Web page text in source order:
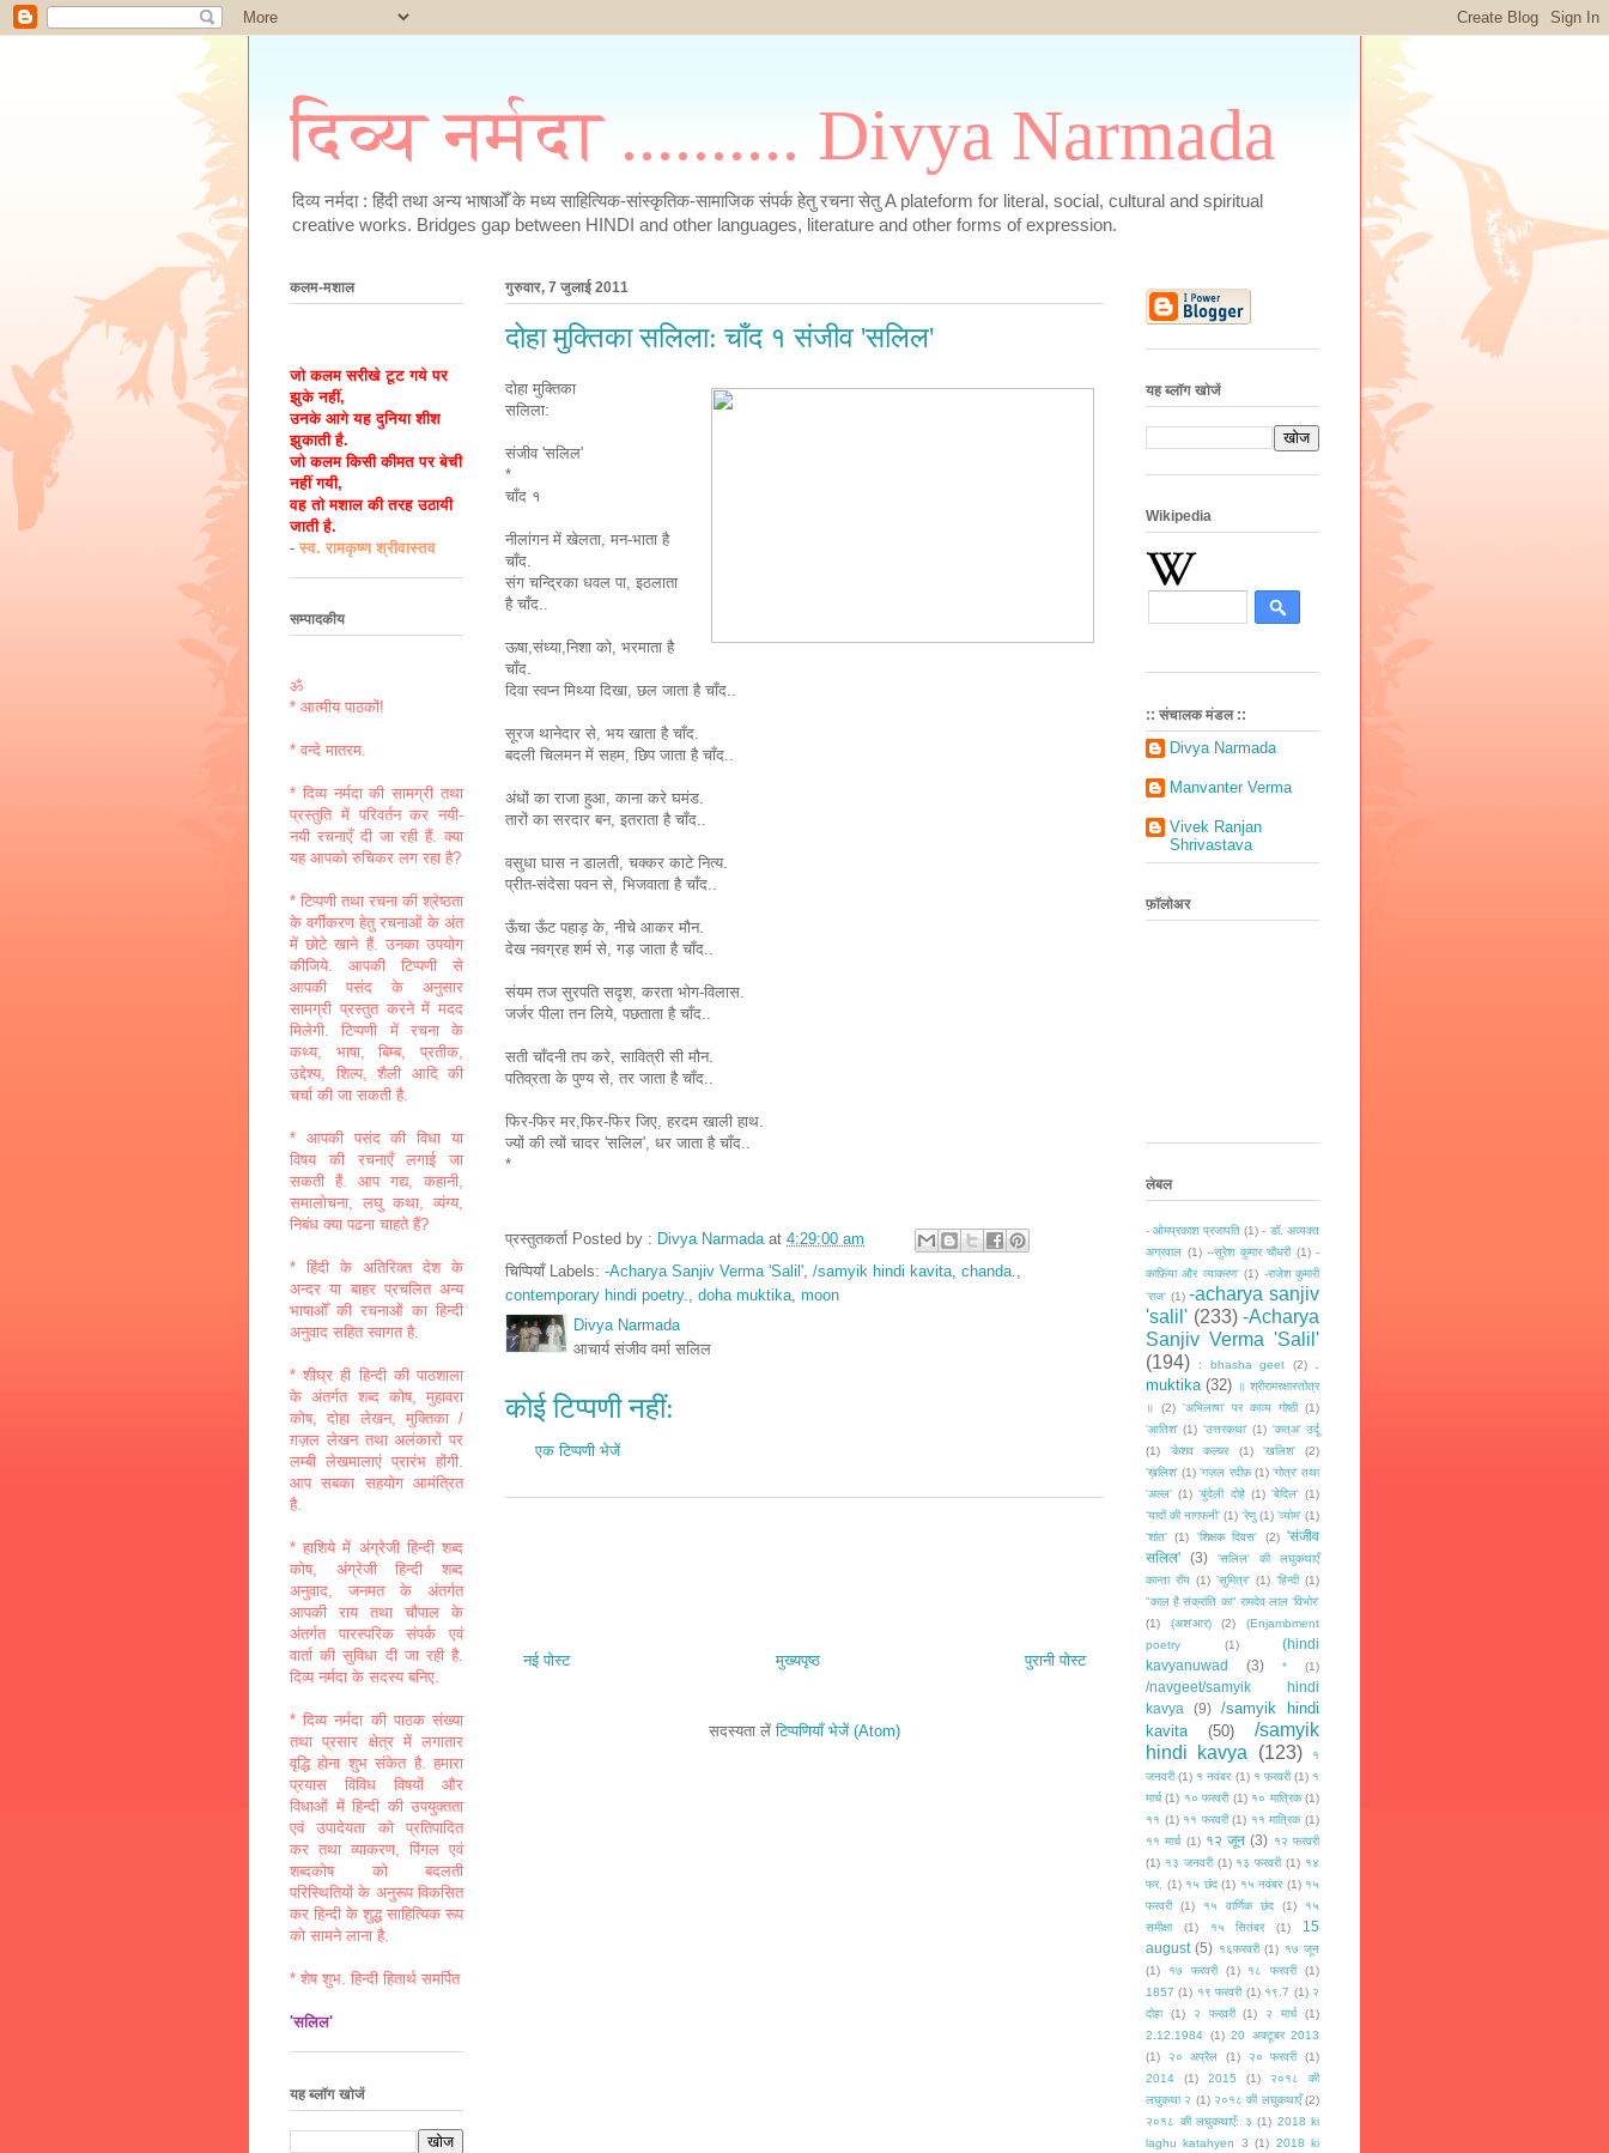
दिव्य नर्मदा .......... Divya Narmada
दिव्य नर्मदा : हिंदी तथा अन्य भाषाओँ के मध्य साहित्यिक-सांस्कृतिक-सामाजिक संपर्क हेतु रचना सेतु A plateform for literal, social, cultural and spiritual
creative works. Bridges gap between HINDI and other languages, literature and other forms of expression.
गुरुवार, 7 जुलाई 2011
दोहा मुक्तिका सलिला: चाँद १ संजीव 'सलिल'
दोहा मुक्तिका
सलिला:
संजीव 'सलिल'
*
चाँद १
नीलांगन में खेलता, मन-भाता है
चाँद.
संग चन्द्रिका धवल पा, इठलाता
है चाँद..
ऊषा,संध्या,निशा को, भरमाता है
चाँद.
दिवा स्वप्न मिथ्या दिखा, छल जाता है चाँद..
सूरज थानेदार से, भय खाता है चाँद.
बदली चिलमन में सहम, छिप जाता है चाँद..
अंधों का राजा हुआ, काना करे घमंड.
तारों का सरदार बन, इतराता है चाँद..
वसुधा घास न डालती, चक्कर काटे नित्य.
प्रीत-संदेसा पवन से, भिजवाता है चाँद..
ऊँचा ऊँट पहाड़ के, नीचे आकर मौन.
देख नवग्रह शर्म से, गड़ जाता है चाँद..
संयम तज सुरपति सदृश, करता भोग-विलास.
जर्जर पीला तन लिये, पछताता है चाँद..
सती चाँदनी तप करे, सावित्री सी मौन.
पतिव्रता के पुण्य से, तर जाता है चाँद..
फिर-फिर मर,फिर-फिर जिए, हरदम खाली हाथ.
ज्यों की त्यों चादर 'सलिल', धर जाता है चाँद..
*
प्रस्तुतकर्ता Posted by : Divya Narmada at 4:29:00 am
चिप्पियाँ Labels: -Acharya Sanjiv Verma 'Salil' /samyik hindi kavita chanda.
contemporary hindi poetry.
doha muktika moon
Divya Narmada
आचार्य संजीव वर्मा सलिल
कोई टिप्पणी नहीं:
एक टिप्पणी भेजें
नई पोस्ट पुरानी पोस्ट
मुख्यपृष्ठ
सदस्यता लेंटिप्पणियाँ भेजें (Atom)
कलम-मशाल
जो कलम सरीखे टूट गये पर
झुके नहीं,
उनके आगे यह दुनिया शीश
झुकाती है.
जो कलम किसी कीमत पर बेची
नहीं गयी,
वह तो मशाल की तरह उठायी
जाती है.
- स्व. रामकृष्ण श्रीवास्तव
सम्पादकीय
ॐ
* आत्मीय पाठकों!
* वन्दे मातरम.
* दिव्य नर्मदा की सामग्री तथा
प्रस्तुति में परिवर्तन कर नयी-
नयी रचनाएँ दी जा रही हैं. क्या
यह आपको रुचिकर लग रहा है?
* टिप्पणी तथा रचना की श्रेष्ठता
के वर्गीकरण हेतु रचनाओं के अंत
में छोटे खाने हैं. उनका उपयोग
कीजिये. आपकी टिप्पणी से
आपकी पसंद के अनुसार
सामग्री प्रस्तुत करने में मदद
मिलेगी. टिप्पणी में रचना के
कथ्य, भाषा, बिम्ब, प्रतीक,
उद्देश्य, शिल्प, शैली आदि की
चर्चा की जा सकती है.
* आपकी पसंद की विधा या
विषय की रचनाएँ लगाई जा
सकती हैं. आप गद्य, कहानी,
समालोचना, लघु कथा, व्यंग्य,
निबंध क्या पढना चाहते हैं?
* हिंदी के अतिरिक्त देश के
अन्दर या बाहर प्रचलित अन्य
भाषाओँ की रचनाओं का हिन्दी
अनुवाद सहित स्वागत है.
* शीघ्र ही हिन्दी की पाठशाला
के अंतर्गत शब्द कोष, मुहावरा
कोष, दोहा लेखन, मुक्तिका /
ग़ज़ल लेखन तथा अलंकारों पर
लम्बी लेखमालाएं प्रारंभ होंगी.
आप सबका सहयोग आमंत्रित
है.
* हाशिये में अंग्रेजी हिन्दी शब्द
कोष, अंग्रेजी हिन्दी शब्द
अनुवाद, जनमत के अंतर्गत
आपकी राय तथा चौपाल के
अंतर्गत पारस्परिक संपर्क एवं
वार्ता की सुविधा दी जा रही है.
दिव्य नर्मदा के सदस्य बनिए.
* दिव्य नर्मदा की पाठक संख्या
तथा प्रसार क्षेत्र में लगातार
वृद्धि होना शुभ संकेत है. हमारा
प्रयास विविध विषयों और
विधाओं में हिन्दी की उपयुक्तता
एवं उपादेयता को प्रतिपादित
कर तथा व्याकरण, पिंगल एवं
शब्दकोष को बदलती
परिस्थितियों के अनुरूप विकसित
कर हिन्दी के शुद्ध साहित्यिक रूप
को सामने लाना है.
* शेष शुभ. हिन्दी हितार्थ समर्पित
'सलिल'
यह ब्लॉग खोजें
यह ब्लॉग खोजें
Wikipedia
:: संचालक मंडल ::
Divya Narmada
Manvanter Verma
Vivek Ranjan
Shrivastava
फ़ॉलोअर
लेबल
- ओमप्रकाश प्रजापति (1) - डॉ. अव्यक्त
अग्रवाल (1) --सुरेश कुमार चौधरी (1) -
काफ़िया और व्याकरण' (1) -राजेश कुमारी
‘राज‘ (1) -acharya sanjiv
'salil' (233) -Acharya
Sanjiv Verma 'Salil'
(194)
: bhasha geet (2)
muktika (32)
॥ श्रीरामरक्षास्तोत्र
॥
(2) 'अभिलाषा' पर काव्य गोष्ठी (1)
'आतिश' (1) 'उत्तरकथा' (1) 'कत्अ' उर्दू
(1)
'केशव कल्चर (1) 'खलिश'
(2)
’ख़लिश' (1) 'गज़ल रदीफ़ (1) 'गोत्र' तथा
'अल्ल' (1) 'बुंदेली दोहे (1) 'बेदिल' (1)
‘यादों की नागफनी’ (1) 'रेणु (1) 'व्योम' (1)
'शांत' (1) 'शिक्षक दिवस' (2) 'संजीव
सलिल'
(3)
'सलिल' की लघुकथाएँ
कान्ता रॉय (1) 'सुमित्र' (1) ‘हिन्दी (1)
"काल है संक्रांति का" रामदेव लाल 'विभोर'
(1)
(अश'आर) (2)
(Enjambment
poetry
(1)
(hindi
kavyanuwad
(3) * (1)
/navgeet/samyik hindi
kavya
(9)
/samyik hindi
kavita
(50)
/samyik
hindi kavya
(123)
१
जनवरी (1) १ नवंबर (1) १ फरवरी (1) १
मार्च (1) १० फरवरी (1) १० मात्रिक (1)
११ (1) ११ फरवरी (1) ११ मात्रिक (1)
११ मार्च (1) १२ जून (3) १२ फरवरी
(1) १३ जनवरी (1) १३ फरवरी (1) १४
फर. (1) १५ छंद (1) १५ नवंबर (1) १५
फरवरी
(1) १५ वार्णिक छंद (1)
१५
समीक्षा
(1) १५ सितंबर (1)
15
august (5) १६फरवरी (1) १७ जून
(1)
१७ फरवरी (1) १८ फरवरी
(1)
1857 (1) १९ फरवरी (1) १९.7 (1) २
दोहा
(1) २ फरवरी (1) २ मार्च
(1)
2.12.1984 (1) 20 अक्टूबर 2013
(1)
२० अप्रैल (1) २० फरवरी
(1)
2014
(1) 2015 (1)
२०१८ की
लघुकथा २ (1) २०१८ की लघुकथाएँ (2)
२०१८ की लघुकथाएँ: ३ (1) 2018 ki
laghu katahyen 3 (1) 2018 ki